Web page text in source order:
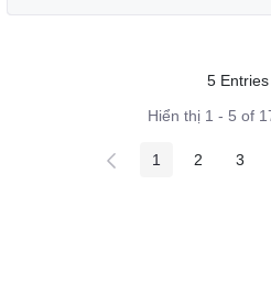
5 Entries
Hiển thị 1 - 5 of
Các trang trên
1 Các trang
2 Các
3